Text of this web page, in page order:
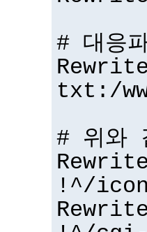
# 대응
txt:/
# 위와
!^/